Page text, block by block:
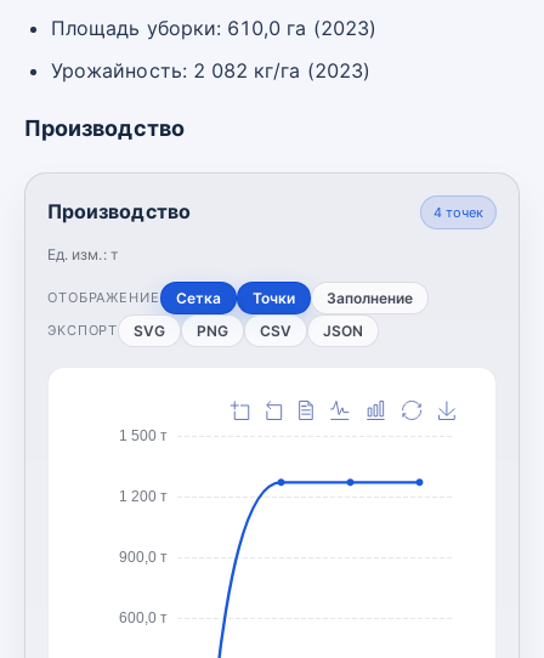
Площадь уборки: 610,0 га (2023)
Урожайность: 2 082 кг/га (2023)
Производство
Производство
Ед. изм.: т
4точек
ОТОБРАЖЕНИЕ Сетка Точки Заполнение
ЭКСПОРТ SVG PNG CSV JSON
600,0 т
900,0 т
1 200 т
1 500 т